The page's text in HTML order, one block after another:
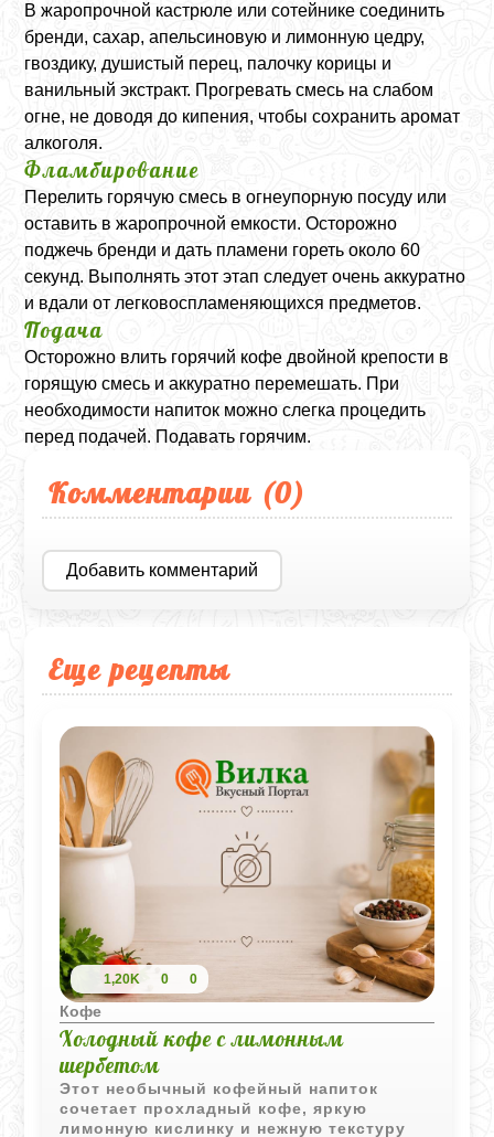
В жаропрочной кастрюле или сотейнике соединить
бренди, сахар, апельсиновую и лимонную цедру,
гвоздику, душистый перец, палочку корицы и
ванильный экстракт. Прогревать смесь на слабом
огне, не доводя до кипения, чтобы сохранить аромат
алкоголя.
Фламбирование
Перелить горячую смесь в огнеупорную посуду или
оставить в жаропрочной емкости. Осторожно
поджечь бренди и дать пламени гореть около 60
секунд. Выполнять этот этап следует очень аккуратно
и вдали от легковоспламеняющихся предметов.
Подача
Осторожно влить горячий кофе двойной крепости в
горящую смесь и аккуратно перемешать. При
необходимости напиток можно слегка процедить
перед подачей. Подавать горячим.
Комментарии (0)
Добавить комментарий
Еще рецепты
1,20K 0 0
Кофе
Холодный кофе с лимонным
шербетом
Этот необычный кофейный напиток
сочетает прохладный кофе, яркую
лимонную кислинку и нежную текстуру